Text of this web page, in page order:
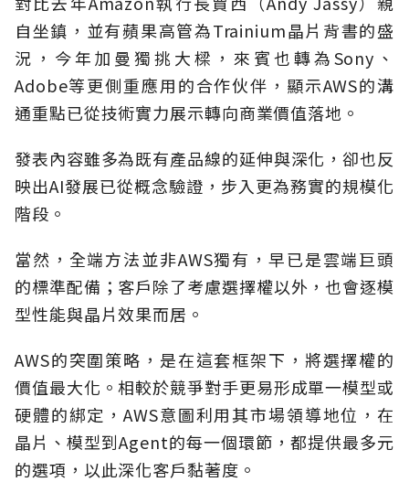
自坐鎮，並有蘋果高管為Trainium晶片背書的盛
況，今年加曼獨挑大樑，來賓也轉為Sony、
Adobe等更側重應用的合作伙伴，顯示AWS的溝
通重點已從技術實力展示轉向商業價值落地。
發表內容雖多為既有產品線的延伸與深化，卻也反
映出AI發展已從概念驗證，步入更為務實的規模化
階段。
當然，全端方法並非AWS獨有，早已是雲端巨頭
的標準配備；客戶除了考慮選擇權以外，也會逐模
型性能與晶片效果而居。
AWS的突圍策略，是在這套框架下，將選擇權的
價值最大化。相較於競爭對手更易形成單一模型或
硬體的綁定，AWS意圖利用其市場領導地位，在
晶片、模型到Agent的每一個環節，都提供最多元
的選項，以此深化客戶黏著度。